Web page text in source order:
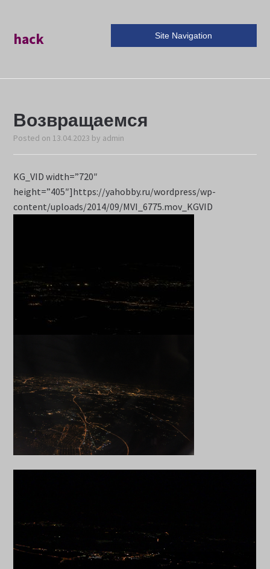
hack Site Navigation
Возвращаемся
Posted on 13.04.2023 by admin
KG_VID width=”720″
height=”405″]https://yahobby.ru/wordpress/wp-
content/uploads/2014/09/MVI_6775.mov_KGVID